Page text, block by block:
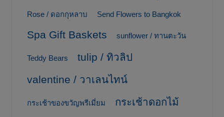
Rose / ดอกกุหลาบ Send Flowers to Bangkok
Spa Gift Baskets sunflower / ทานตะวัน
Teddy Bears
tulip / ทิวลิป
valentine / วาเลนไทน์
กระเช้าของขวัญพรีเมี่ยม กระเช้าดอกไม้